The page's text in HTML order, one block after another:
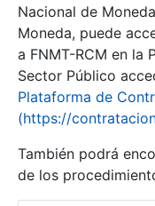
Nacional de
Moneda, puede
a FNMT-RCM en la
Sector Público
Plataforma de
(https://
También podrá
de los